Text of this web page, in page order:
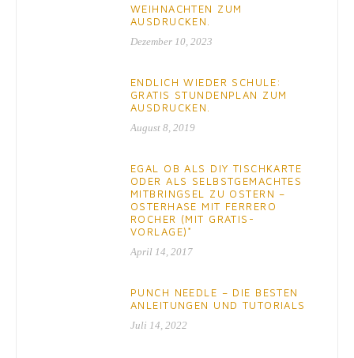
WEIHNACHTEN ZUM
AUSDRUCKEN.
Dezember 10, 2023
ENDLICH WIEDER SCHULE:
GRATIS STUNDENPLAN ZUM
AUSDRUCKEN.
August 8, 2019
EGAL OB ALS DIY TISCHKARTE
ODER ALS SELBSTGEMACHTES
MITBRINGSEL ZU OSTERN –
OSTERHASE MIT FERRERO
ROCHER (MIT GRATIS-
VORLAGE)*
April 14, 2017
PUNCH NEEDLE – DIE BESTEN
ANLEITUNGEN UND TUTORIALS
Juli 14, 2022